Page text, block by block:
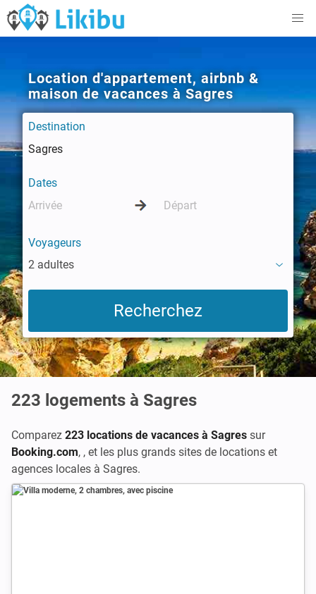
Location d'appartement, airbnb &
maison de vacances à Sagres
Destination
Dates
Voyageurs
2 adultes
223 logements à Sagres
Comparez 223 locations de vacances à Sagres sur
Booking.com, , et les plus grands sites de locations et
agences locales à Sagres.